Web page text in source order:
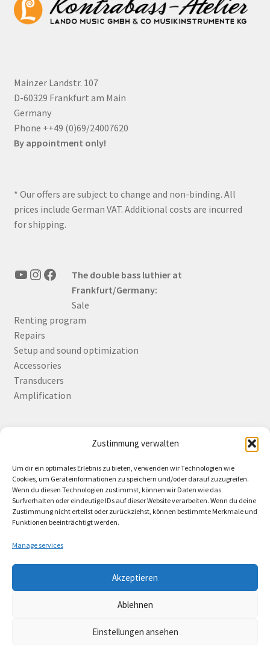
Zustimmung verwalten
Um dir ein optimales Erlebnis zu bieten, verwenden wir Technologien wie
Cookies, um Geräteinformationen zu speichern und/oder darauf zuzugreifen.
Wenn du diesen Technologien zustimmst, können wir Daten wie das
Surfverhalten oder eindeutige IDs auf dieser Website verarbeiten. Wenn du deine
Zustimmung nicht erteilst oder zurückziehst, können bestimmte Merkmale und
Funktionen beeinträchtigt werden.
Manage services
Akzeptieren
Ablehnen
Einstellungen ansehen
Mainzer Landstr. 107
D-60329 Frankfurt am Main
Germany
Phone ++49 (0)69/24007620
By appointment only!
* Our offers are subject to change and non-binding. All
prices include German VAT. Additional costs are incurred
for shipping.
YouTube
Instagram
FacebookThe double bass luthier at
Frankfurt/Germany:
Sale
Renting program
Repairs
Setup and sound optimization
Accessories
Transducers
Amplification
English
Contact
© Lando Music 2026
Built with WooCommerce.